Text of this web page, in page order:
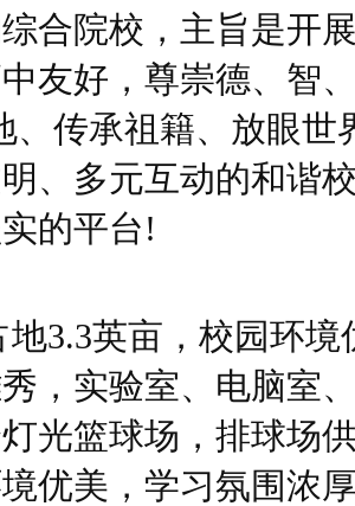
合院校，主旨是开
友好，尊崇德、智
、传承祖籍、放眼世
、多元互动的和谐
的平台!
3.3英亩，校园环境
，实验室、电脑室
光篮球场，排球场
优美，学习氛围浓